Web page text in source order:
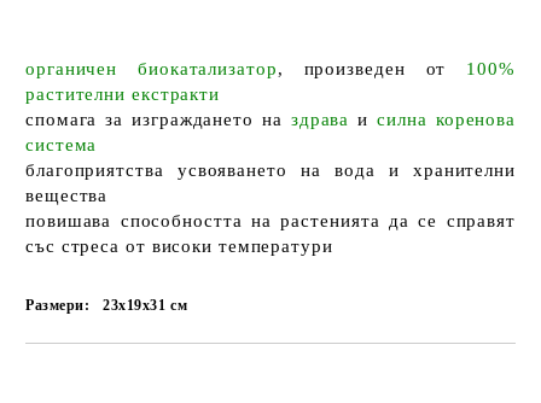
органичен биокатализатор, произведен от
100%
растителни екстракти
спомагаза изграждането на здрава исилна коренова
система
благоприятства усвояването на вода и хранителни
вещества
повишава способността на растенията да се справят
със стреса от високи температури
Размери: 23x19x31см